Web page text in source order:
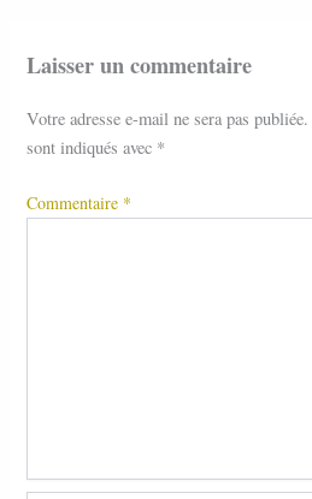
Laisser un commentaire
Votre adresse e-mail ne sera pas publiée.
sont indiqués avec *
Commentaire *